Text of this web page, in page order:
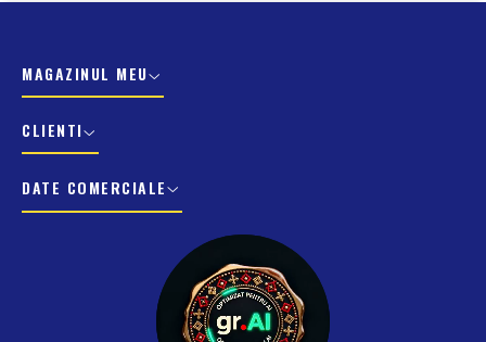
MAGAZINUL MEU
CLIENTI
DATE COMERCIALE